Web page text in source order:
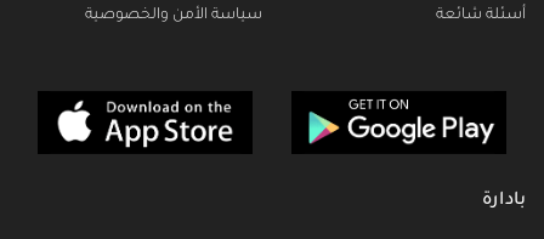
أسئلة شائعة
سياسة الأمن والخصوصية
بادارة